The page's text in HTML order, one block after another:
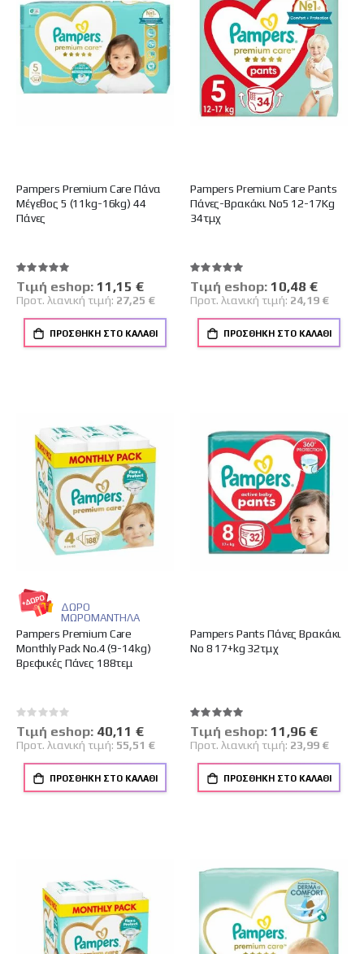
Pampers Premium Care Πάνα
Μέγεθος 5 (11kg-16kg) 44
Πάνες
Βαθμολογία:
100%
Tιμή eshop: Ειδική
Τιμή
11,15 €
Προτ. λιανική τιμή: 27,25 €
ΠΡΟΣΘΉΚΗ ΣΤΟ ΚΑΛΆΘΙ
Pampers Premium Care Pants
Πάνες-Βρακάκι Νο5 12-17Kg
34τμχ
Βαθμολογία:
100%
Tιμή eshop: Ειδική
Τιμή
10,48 €
Προτ. λιανική τιμή: 24,19 €
ΠΡΟΣΘΉΚΗ ΣΤΟ ΚΑΛΆΘΙ
Pampers Premium Care
Monthly Pack No.4 (9-14kg)
Βρεφικές Πάνες 188τεμ
ΔΩΡΟ
ΜΩΡΟΜΑΝΤΗΛΑ
Rating:
0%
Tιμή eshop: Ειδική
Τιμή
40,11 €
Προτ. λιανική τιμή: 55,51 €
ΠΡΟΣΘΉΚΗ ΣΤΟ ΚΑΛΆΘΙ
Pampers Pants Πάνες Βρακάκι
No 8 17+kg 32τμχ
Βαθμολογία:
100%
Tιμή eshop: Ειδική
Τιμή
11,96 €
Προτ. λιανική τιμή: 23,99 €
ΠΡΟΣΘΉΚΗ ΣΤΟ ΚΑΛΆΘΙ